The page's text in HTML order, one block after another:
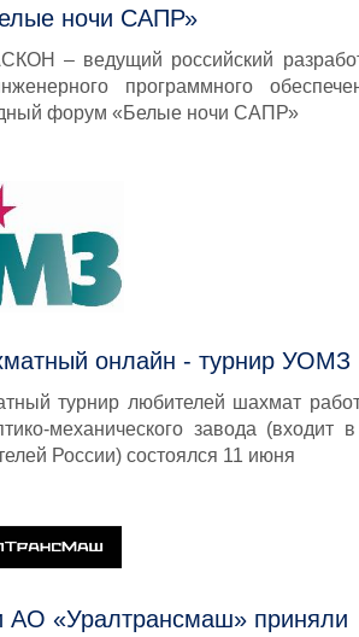
ночи САПР»
– ведущий российский
программного
форум «Белые ночи САПР»
онлайн - турнир УОМЗ
турнир любителей шахмат
механического завода (входит
России) состоялся 11 июня
АО «Уралтрансмаш» приняли